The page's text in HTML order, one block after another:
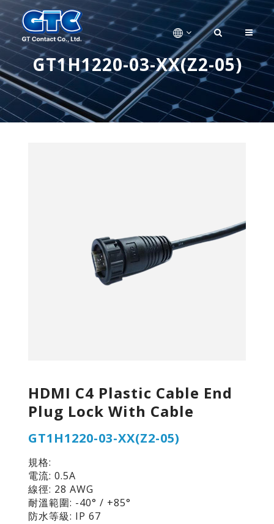
GT1H1220-03-XX(Z2-05)
HDMI C4 Plastic Cable End
Plug Lock With Cable
GT1H1220-03-XX(Z2-05)
規格:
電流: 0.5A
線徑: 28 AWG
耐溫範圍: -40° / +85°
防水等級: IP 67